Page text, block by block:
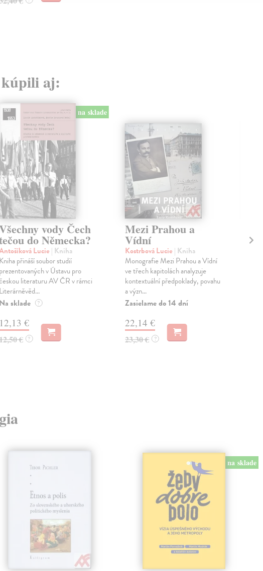
kúpili aj:
na sklade
vody Čech
do Německa?
Lucie | Kniha
Kniha přináší soubor studií
prezentovaných v Ústavu pro
literaturu AV ČR v rámci
Literárněvěd...
Na sklade ?
12,13 €
€ ?
Mezi Prahou a
Vídní
Kostrbová Lucie | Kniha
Monografie Mezi Prahou a Vídní
ve třech kapitolách analyzuje
kontextuální předpoklady, povahu
a význ...
Zasielame do 14 dní
22,14 €
23,30 € ?
na sklade